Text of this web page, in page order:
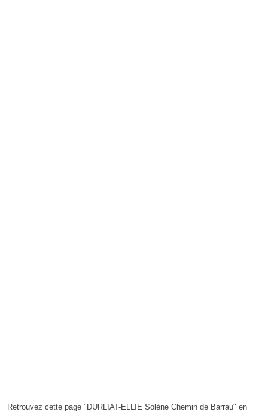
Retrouvez cette page "DURLIAT-ELLIE Solène Chemin de Barrau" en